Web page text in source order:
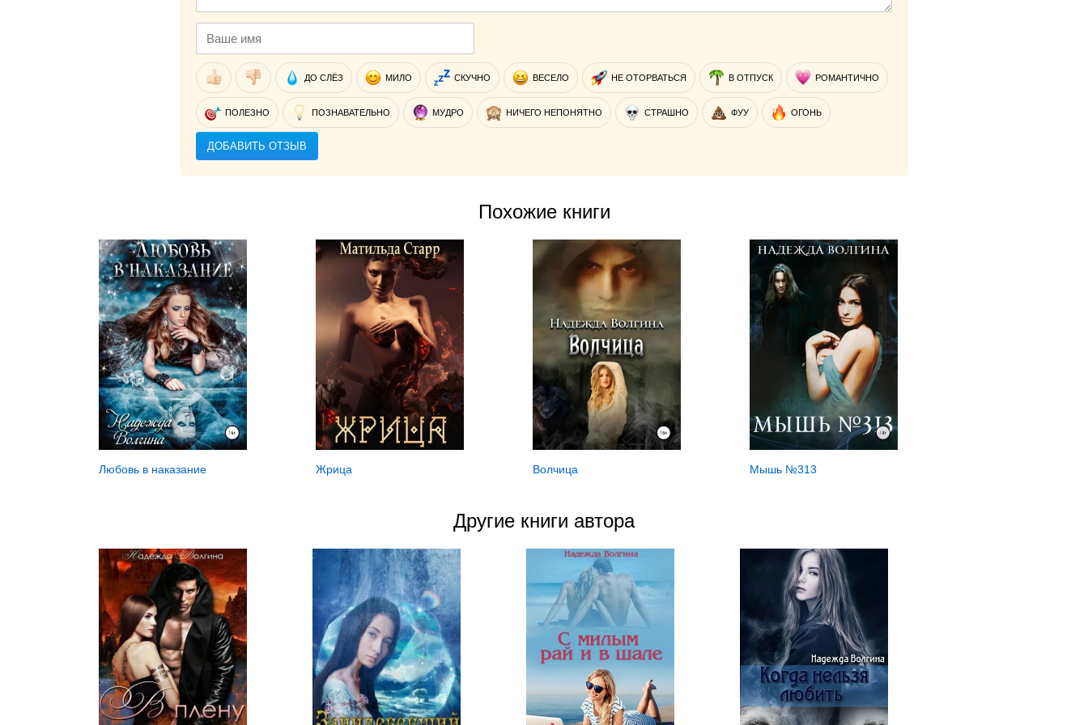
ДО СЛЁЗ МИЛО СКУЧНО ВЕСЕЛО НЕ ОТОРВАТЬСЯ В ОТПУСК РОМАНТИЧНО
ПОЛЕЗНО ПОЗНАВАТЕЛЬНО МУДРО НИЧЕГО НЕПОНЯТНО СТРАШНО ФУУ ОГОНЬ
ДОБАВИТЬ ОТЗЫВ
Похожие книги
Любовь в наказание Жрица Волчица Мышь №313
Другие книги автора